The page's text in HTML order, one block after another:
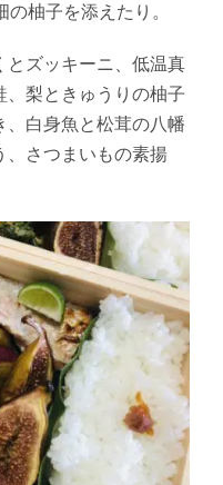
の柚子を添えたり。
とズッキーニ、低温真
、梨ときゅうりの柚子
、白身魚と松茸の八幡
、さつまいもの素揚